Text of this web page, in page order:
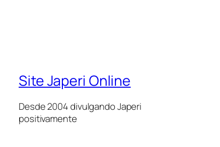
Site Japeri Online
Desde 2004 divulgando Japeri
positivamente